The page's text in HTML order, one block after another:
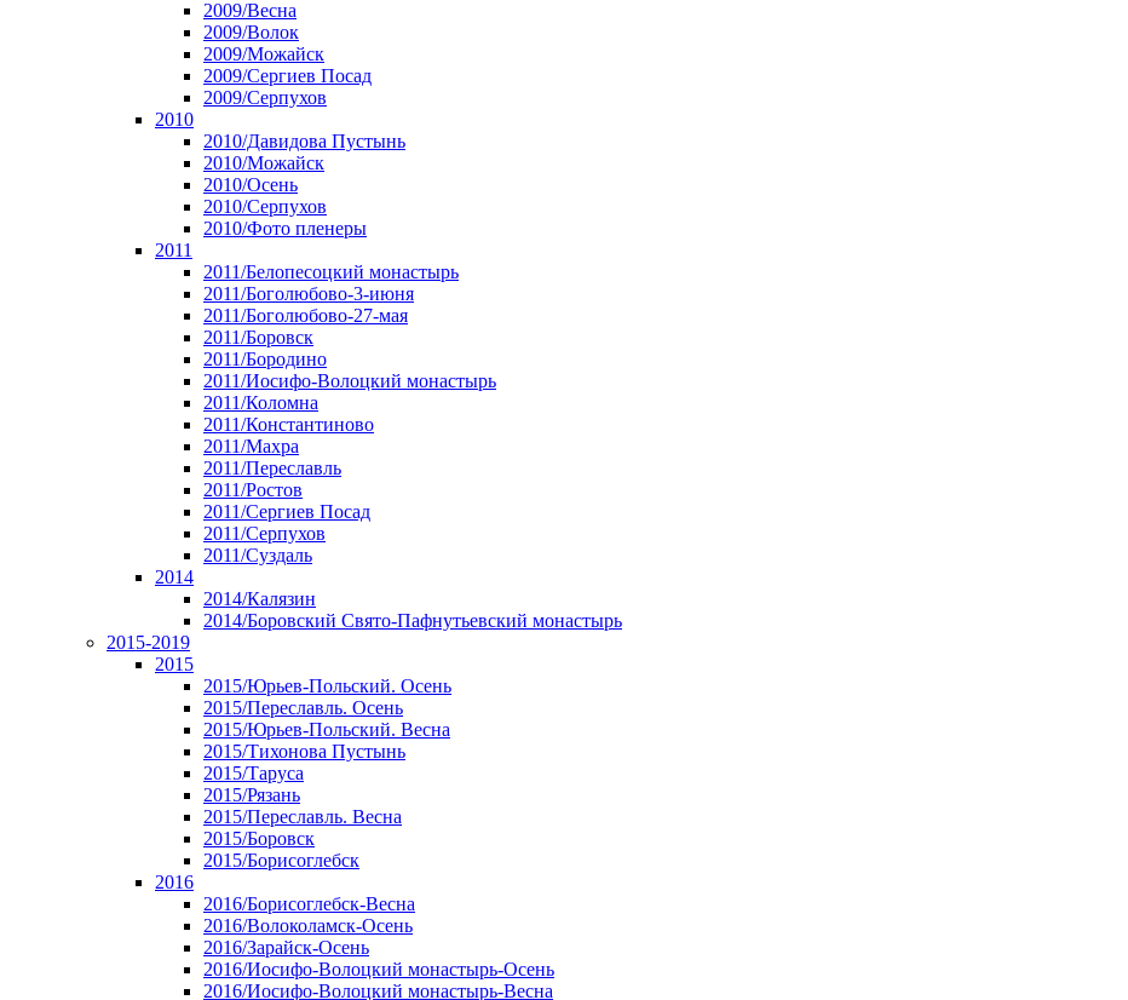
2009/Весна
2009/Волок
2009/Можайск
2009/Сергиев Посад
2009/Серпухов
2010
2010/Давидова Пустынь
2010/Можайск
2010/Осень
2010/Серпухов
2010/Фото пленеры
2011
2011/Белопесоцкий монастырь
2011/Боголюбово-3-июня
2011/Боголюбово-27-мая
2011/Боровск
2011/Бородино
2011/Иосифо-Волоцкий монастырь
2011/Коломна
2011/Константиново
2011/Махра
2011/Переславль
2011/Ростов
2011/Сергиев Посад
2011/Серпухов
2011/Суздаль
2014
2014/Калязин
2014/Боровский Свято-Пафнутьевский монастырь
2015-2019
2015
2015/Юрьев-Польский. Осень
2015/Переславль. Осень
2015/Юрьев-Польский. Весна
2015/Тихонова Пустынь
2015/Таруса
2015/Рязань
2015/Переславль. Весна
2015/Боровск
2015/Борисоглебск
2016
2016/Борисоглебск-Весна
2016/Волоколамск-Осень
2016/Зарайск-Осень
2016/Иосифо-Волоцкий монастырь-Осень
2016/Иосифо-Волоцкий монастырь-Весна